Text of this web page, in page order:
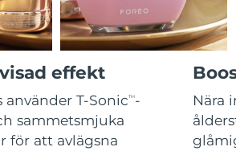
effekt
T-SonicTM-
sammetsmjuka
för att avlägsna
Nära
hair
Man
Förväntad leverans8/13/26
Förväntad leverans 8/12/26
Förväntad leverans 8/14/26